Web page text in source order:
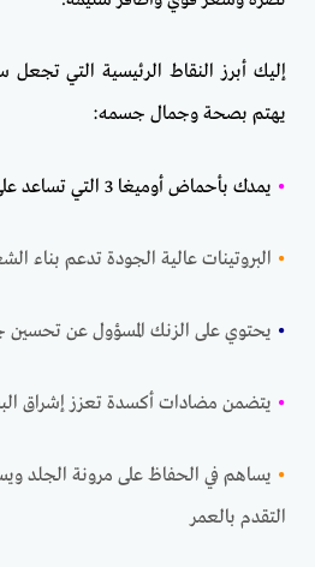
إليك أبرز النقاط الرئيسية التي تجعل
يهتم بصحة وجمال جسمه:
• يمدك بأحماض أوميغا 3 التي تساعد على ترطيب الجلد من الداخل
• البروتينات عالية الجودة تدعم بناء
• يحتوي على الزنك المسؤول عن تحسين
• يتضمن مضادات أكسدة تعزز إشراق
• يساهم في الحفاظ على مرونة الجلد
التقدم بالعمر